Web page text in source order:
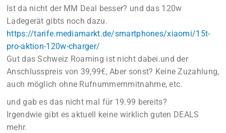
Ist da nicht der MM Deal besser? und das 120w
Ladegerät gibts noch dazu.
https://tarife.mediamarkt.de/smartphones/xiaomi/15t-
pro-aktion-120w-charger/
Gut das Schweiz Roaming ist nicht dabei.und der
Anschlusspreis von 39,99€, Aber sonst? Keine Zuzahlung,
auch möglich ohne Rufnummernmitnahme, etc.
und gab es das nicht mal für 19.99 bereits?
Irgendwie gibt es aktuell keine wirklich guten DEALS
mehr.